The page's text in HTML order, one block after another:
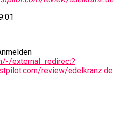
external_redirect?
review/edelkranz.de